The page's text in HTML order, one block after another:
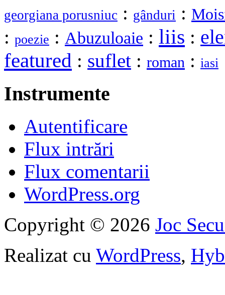
georgiana porusniuc : gânduri :
: poezie : Abuzuloaie : liis :
featured : suflet : roman : iasi
Instrumente
Autentificare
Flux intrări
Flux comentarii
WordPress.org
Copyright © 2026 Joc
Realizat cu WordPress,